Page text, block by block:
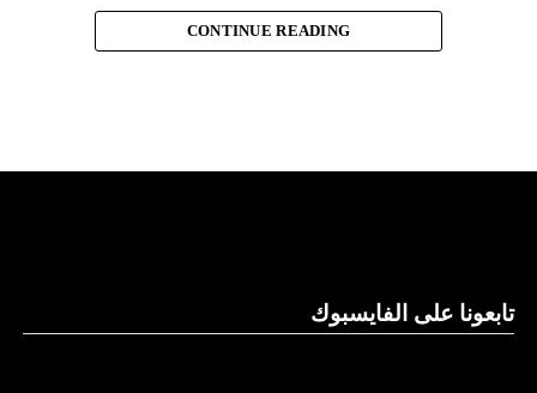
عن صاحب المركز الثاني مهرام الإيراني الذي حقق لقبين في
البطولة وخلفهما فريق مايتي سبورت الفيليبيني الذي حقق لقباً
CONTINUE READING
تابعونا على الفايسبوك